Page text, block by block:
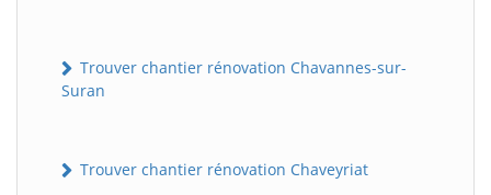
Trouver chantier rénovation Chavannes-sur-
Suran
Trouver chantier rénovation Chaveyriat